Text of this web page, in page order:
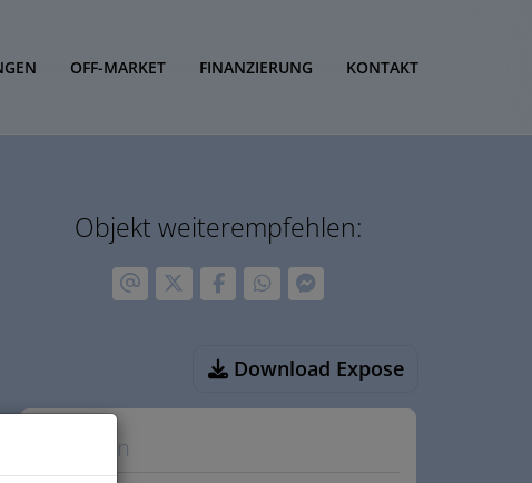
OFF-MARKET FINANZIERUNG KONTAKT
Objekt weiterempfehlen:
Download Expose
Eckdaten